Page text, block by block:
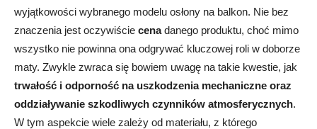
wyjątkowości wybranego modelu osłony na balkon. Nie bez
znaczenia jest oczywiście cenadanego produktu, choć mimo
wszystko nie powinna ona odgrywać kluczowej roli w doborze
maty. Zwykle zwraca się bowiem uwagę na takie kwestie, jak
trwałość i odporność na uszkodzenia mechaniczne oraz
oddziaływanie szkodliwych czynników atmosferycznych.
W tym aspekcie wiele zależy od materiału, z którego